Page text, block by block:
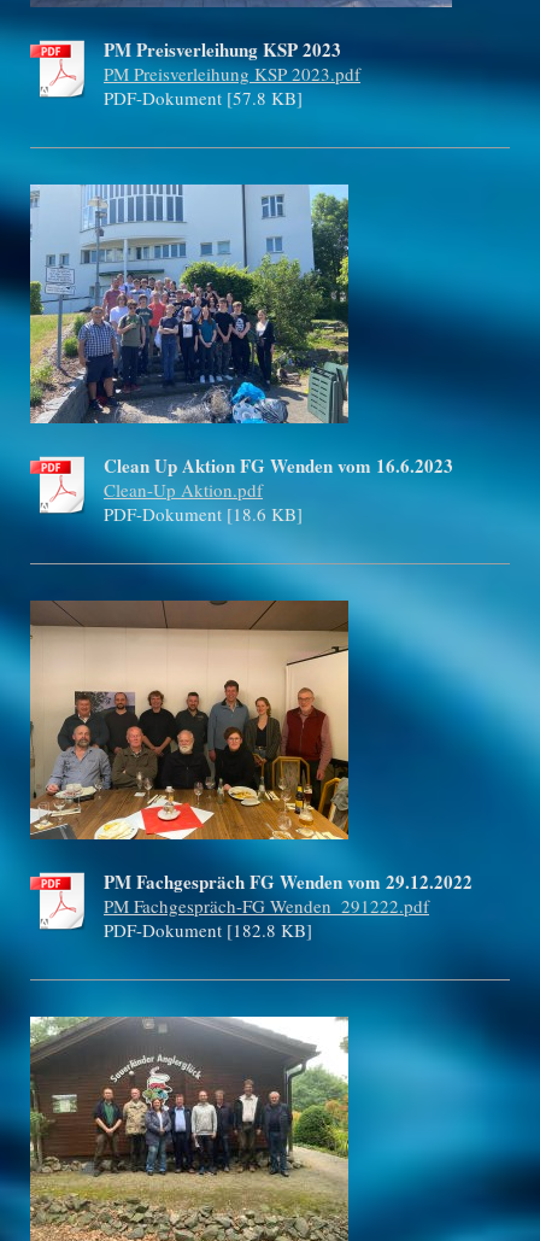
PM Preisverleihung KSP 2023
PM Preisverleihung KSP 2023.pdf
PDF-Dokument [57.8 KB]
Clean Up Aktion FG Wenden vom 16.6.2023
Clean-Up Aktion.pdf
PDF-Dokument [18.6 KB]
PM Fachgespräch FG Wenden vom 29.12.2022
PM Fachgespräch-FG Wenden_291222.pdf
PDF-Dokument [182.8 KB]